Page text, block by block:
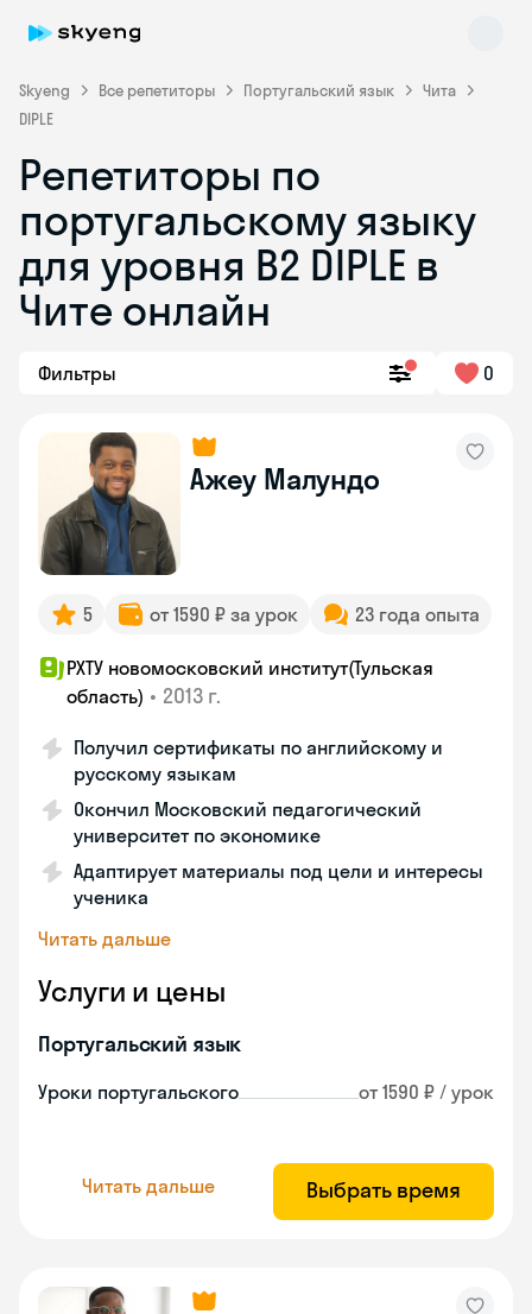
Skyeng Все репетиторы Португальский язык
Чита
DIPLE
Репетиторы по
португальскому языку
для уровня B2 DIPLE в
Чите онлайн
Фильтры 0
Ажеу Малундо
5 от 1590 ₽ за урок 23 года опыта
РХТУ новомосковский институт(Тульская
область) • 2013 г.
Получил сертификаты по английскому и
русскому языкам
Окончил Московский педагогический
университет по экономике
Адаптирует материалы под цели и интересы
ученика
Читать дальше
Услуги и цены
Португальский язык
Уроки португальского от 1590 ₽ / урок
Читать дальше Выбрать время
Skyeng Chat
online